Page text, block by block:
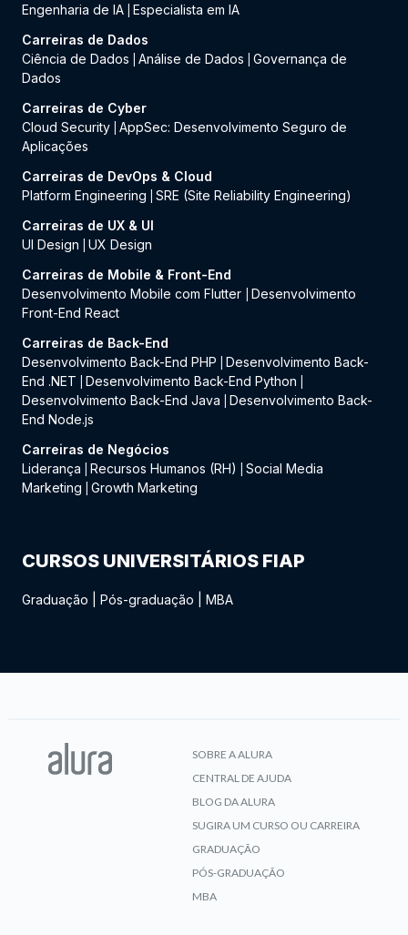
Engenharia de IA Especialista em IA
Carreiras de Dados
Ciência de Dados
Análise de Dados
Governança de
Dados
Carreiras de Cyber
Cloud Security AppSec: Desenvolvimento Seguro de
Aplicações
Carreiras de DevOps & Cloud
Platform Engineering
SRE (Site Reliability Engineering)
Carreiras de UX & UI
UI Design
UX Design
Carreiras de Mobile & Front-End
Desenvolvimento Mobile com Flutter
Desenvolvimento
Front-End React
Carreiras de Back-End
Desenvolvimento Back-End PHP
Desenvolvimento Back-
End .NET
Desenvolvimento Back-End Python
Desenvolvimento Back-End Java
Desenvolvimento Back-
End Node.js
Carreiras de Negócios
Liderança
Recursos Humanos (RH)
Social Media
Marketing
Growth Marketing
CURSOS UNIVERSITÁRIOS FIAP
Graduação Pós-graduação MBA
SOBRE A ALURA
CENTRAL DE AJUDA
BLOG DA ALURA
SUGIRA UM CURSO OU CARREIRA
GRADUAÇÃO
PÓS-GRADUAÇÃO
MBA